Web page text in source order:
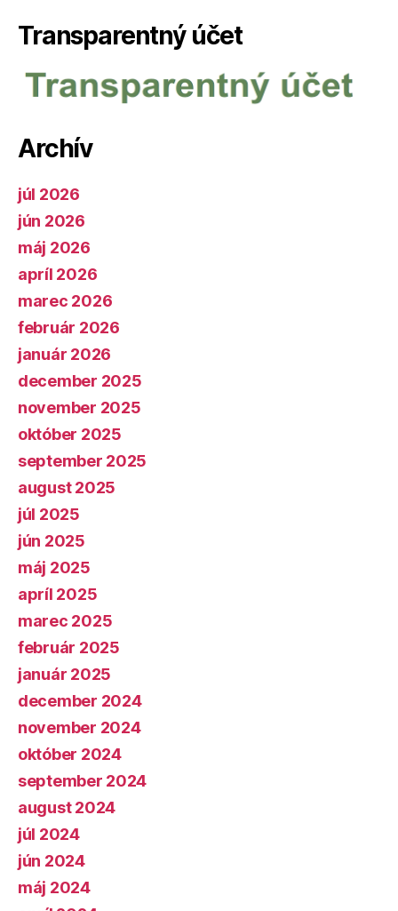
Transparentný účet
Archív
júl 2026
jún 2026
máj 2026
apríl 2026
marec 2026
február 2026
január 2026
december 2025
november 2025
október 2025
september 2025
august 2025
júl 2025
jún 2025
máj 2025
apríl 2025
marec 2025
február 2025
január 2025
december 2024
november 2024
október 2024
september 2024
august 2024
júl 2024
jún 2024
máj 2024